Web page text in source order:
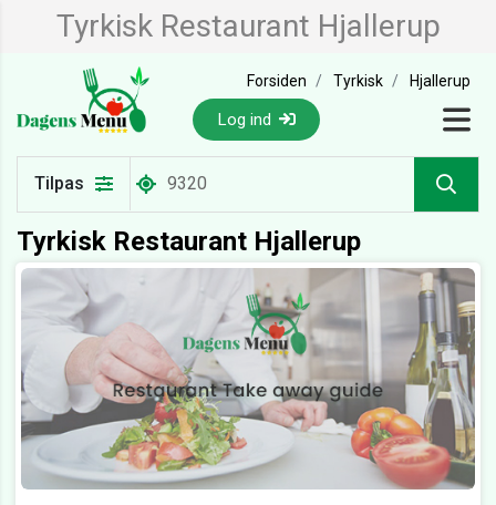
Tyrkisk Restaurant Hjallerup
Forsiden Tyrkisk Hjallerup
Log ind
Tilpas
Tyrkisk Restaurant Hjallerup